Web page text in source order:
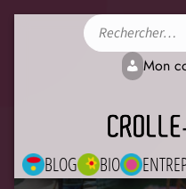
BLOG BIO
Mon